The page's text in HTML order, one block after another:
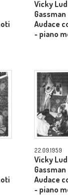
Vicky
Audace
- piano
22.09.1959
Vicky
Audace
- piano